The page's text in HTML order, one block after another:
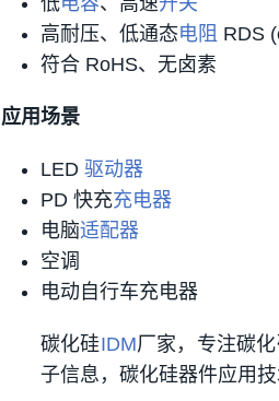
高耐压、低通态电阻 RDS
符合 RoHS、无卤素
应用场景
LED 驱动器
PD 快充充电器
电脑适配器
空调
电动自行车充电器
碳化硅IDM厂家，专注碳
子信息，碳化硅器件应用